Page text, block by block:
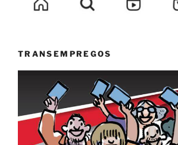
TRANSEMPREGOS